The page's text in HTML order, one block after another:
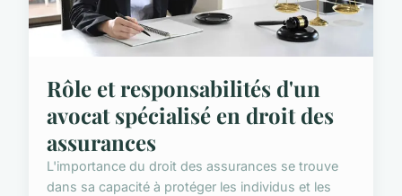
Rôle et responsabilités d'un
avocat spécialisé en droit des
assurances
L'importance du droit des assurances se trouve
dans sa capacité à protéger les individus et les